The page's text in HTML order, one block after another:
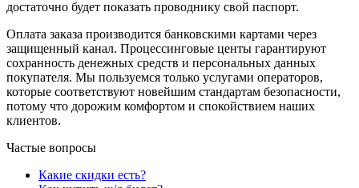
достаточно будет показать проводнику свой паспорт.
Оплата заказа производится банковскими картами через
защищенный канал. Процессинговые центы гарантируют
сохранность денежных средств и персональных данных
покупателя. Мы пользуемся только услугами операторов,
которые соответствуют новейшим стандартам безопасности,
потому что дорожим комфортом и спокойствием наших
клиентов.
Частые вопросы
Какие скидки есть?